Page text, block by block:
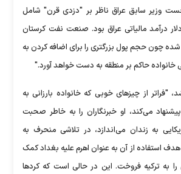
وزیر سابق عراق ناظر بر "دزدی قرن" شامل
دلار درآمد مالیاتی عراق بود. صنعت نفت کرستان
شده چون حجم پول بزرگتری را برای اضافه کردن به
حاکم بر منطقه به دست خواهد آورد."
"فراتر از چیزهای خوبی که خانواده بارزانی به
پیشنهاد می‌کند، او خبرنگاران را به خاطر صحبت
به زندان می‌اندازد، در تلاشی منحرف به
استفاده از آن به عنوان اهرم علیه بغداد کمک
به ترکیه فروخت. این در حالی است که کردها